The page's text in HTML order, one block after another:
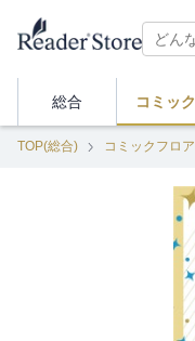
総合 コミック
TOP(総合) コミックフロア